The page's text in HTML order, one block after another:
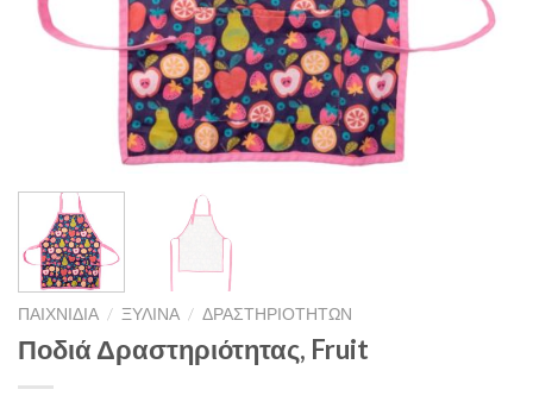
ΠΑΙΧΝΙΔΙΑ / ΞΥΛΙΝΑ / ΔΡΑΣΤΗΡΙΟΤΗΤΩΝ
Ποδιά Δραστηριότητας, Fruit